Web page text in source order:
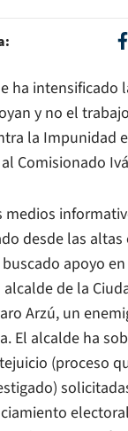
ha intensificado
y no el
la Impunidad
al Comisionado
medios
desde las altas
apoyo
de la
Arzú, un
El alcalde ha
(proceso